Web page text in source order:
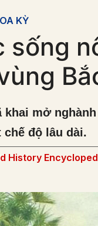
KỲ
sống
khai mở
chế độ lâu dài.
History